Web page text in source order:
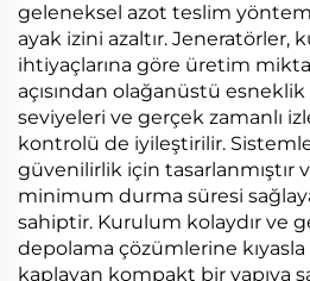
geleneksel azot teslim
ayak izini azaltır. Jeneratörler,
ihtiyaçlarına göre üretim
açısından olağanüstü
seviyeleri ve gerçek zamanlı
kontrolü de iyileştirilir.
güvenilirlik için tasarlanmıştır
minimum durma süresi
sahiptir. Kurulum kolaydır ve
depolama çözümlerine
kaplayan kompakt bir yapıya